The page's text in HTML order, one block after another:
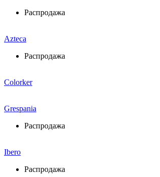
Распродажа
Azteca
Распродажа
Colorker
Grespania
Распродажа
Ibero
Распродажа